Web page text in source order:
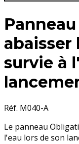
abaisser
survie à
Réf. M040-A
Le panneau
l'eau lors de son